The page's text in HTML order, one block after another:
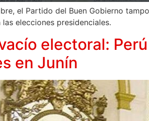
el Partido del Buen Gobierno
elecciones presidenciales.
electoral:
en Junín